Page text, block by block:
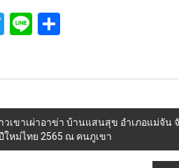
Twitter
Line
วเขาเผ่าอาข่า บ้านแสนสุข อำเภอแม่จัน
ใหม่ไทย 2565 ณ คนภูเขา